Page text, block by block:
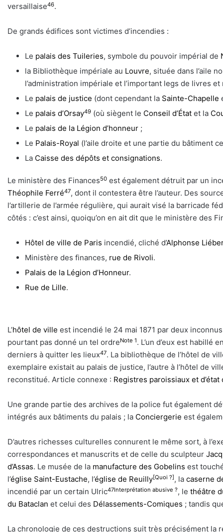
versaillaise46.
De grands édifices sont victimes d’incendies :
Le palais des Tuileries, symbole du pouvoir impérial de
la Bibliothèque impériale au Louvre, située dans l’aile
l’administration impériale et l’important legs de livres
Le palais de justice (dont cependant la Sainte-Chapelle
Le palais d’Orsay49 (où siègent le Conseil d’État et la
Le palais de la Légion d’honneur ;
Le Palais-Royal (l’aile droite et une partie du bâtiment
La Caisse des dépôts et consignations.
Le ministère des Finances50 est également détruit par un
Théophile Ferré47, dont il contestera être l’auteur. Des
l’artillerie de l’armée régulière, qui aurait visé la barricade
côtés : c’est ainsi, quoiqu’on en ait dit que le ministère des
Hôtel de ville de Paris incendié, cliché d’Alphonse
Ministère des finances, rue de Rivoli.
Palais de la Légion d’Honneur.
Rue de Lille.
L’hôtel de ville est incendié le 24 mai 1871 par deux
pourtant pas donné un tel ordreNote 1. L’un d’eux est habillé
derniers à quitter les lieux47. La bibliothèque de l’hôtel de
exemplaire existait au palais de justice, l’autre à l’hôtel de
reconstitué. Article connexe : Registres paroissiaux et d’état
Une grande partie des archives de la police fut également
intégrés aux bâtiments du palais ; la Conciergerie est
D’autres richesses culturelles connurent le même sort, à
correspondances et manuscrits et de celle du sculpteur
d’Assas. Le musée de la manufacture des Gobelins est
l’église Saint-Eustache, l’église de Reuilly[Quoi ?], la caserne
incendié par un certain Ulric47Interprétation abusive ?, le théâtre
du Bataclan et celui des Délassements-Comiques ; tandis
La chronologie de ces destructions suit très précisément la